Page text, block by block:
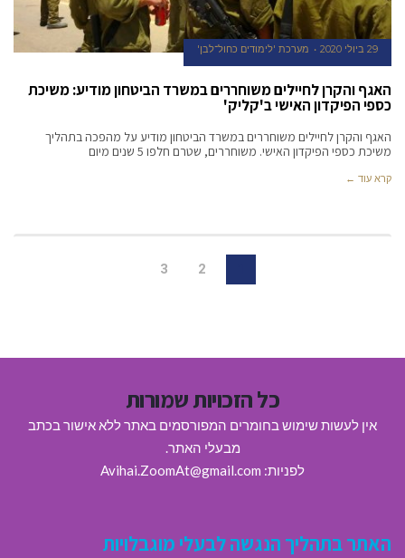
29 ביולי 2020 מערכת 'לימודים כחול־לבן'
האגף והקרן לחיילים משוחררים במשרד הביטחון מודיע: משיכת
כספי הפיקדון האישי ב'קליק'
האגף והקרן לחיילים משוחררים במשרד הביטחון מודיע על מהפכה בתהליך
משיכת כספי הפיקדון האישי. משוחררים, שטרם חלפו 5 שנים מיום
קרא עוד ←
2
3
כל הזכויות שמורות
אין לעשות שימוש בחומרים המפורסמים באתר ללא אישור בכתב
מבעלי האתר.
לפניות: Avihai.ZoomAt@gmail.com
האתר בתהליך הנגשה לבעלי מוגבלויות